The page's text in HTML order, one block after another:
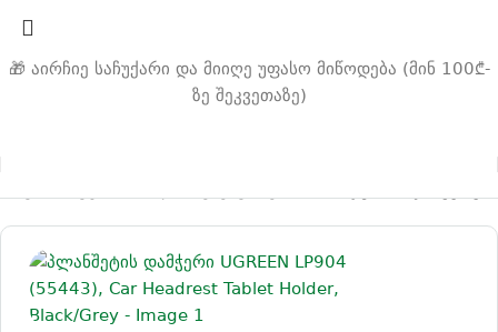
🎁 აირჩიე საჩუქარი და მიიღე უფასო მიწოდება (მინ 100₾-
ზე შეკვეთაზე)